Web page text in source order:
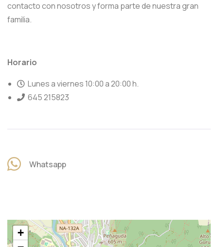
contacto con nosotros y forma parte de nuestra gran
familia.
Horario
Lunes a viernes 10:00 a 20:00 h.
645 215823
Whatsapp
+